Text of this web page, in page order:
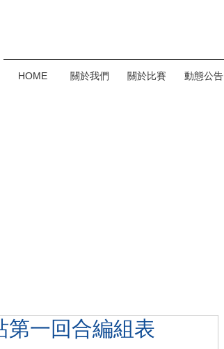
HOME 關於我們 關於比賽 動態公告
第一回合編組表